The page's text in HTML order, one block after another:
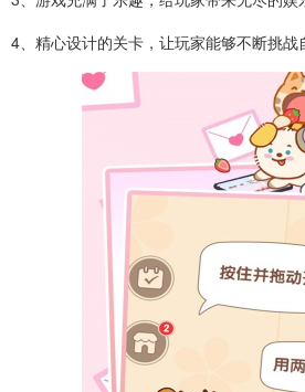
4、精心设计的关卡，让玩家能够不断挑战